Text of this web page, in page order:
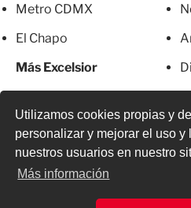
Utilizamos cookies propias y
personalizar y mejorar el uso y
nuestros usuarios en nuestro
Más información
Metro CDMX
El Chapo
Más Excelsior
© 2026 Todos los derechos
o parcial, incluyendo